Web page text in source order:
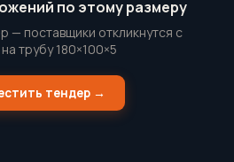
по этому размеру
— поставщики откликнутся с
трубу 180×100×5
тендер →